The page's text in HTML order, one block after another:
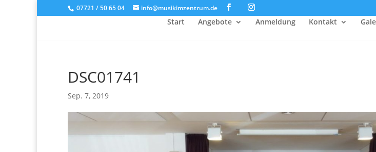
07721 / 50 65 04 info@musikimzentrum.de
Start Angebote Anmeldung Kontakt
DSC01741
Sep. 7, 2019